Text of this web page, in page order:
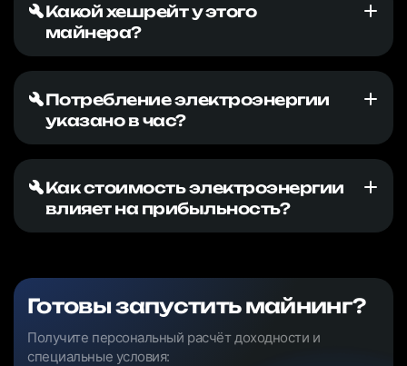
Какой хешрейт у этого
майнера?
Потребление электроэнергии
указано в час?
Как стоимость электроэнергии
влияет на прибыльность?
Готовы запустить майнинг?
Получите персональный расчёт доходности и
специальные условия: